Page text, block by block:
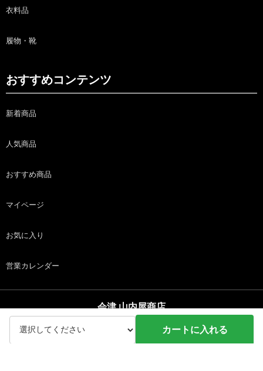
カートに入れる
衣料品
履物・靴
おすすめコンテンツ
新着商品
人気商品
おすすめ商品
マイページ
お気に入り
営業カレンダー
会津 山内屋商店
copyright (c) 会津 山内屋商店 all rights reserved.
ホーム カート ログイン